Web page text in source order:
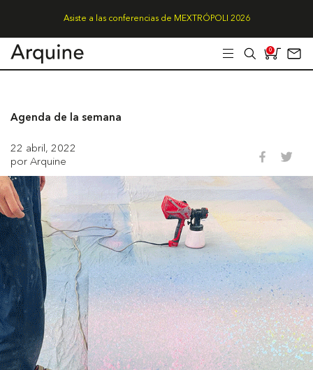
Asiste a las conferencias de MEXTRÓPOLI 2026
0
Agenda de la semana
22 abril, 2022
por Arquine